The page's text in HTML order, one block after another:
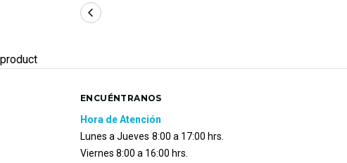
product
ENCUÉNTRANOS
Hora de Atención
Lunes a Jueves 8:00 a 17:00 hrs.
Viernes 8:00 a 16:00 hrs.